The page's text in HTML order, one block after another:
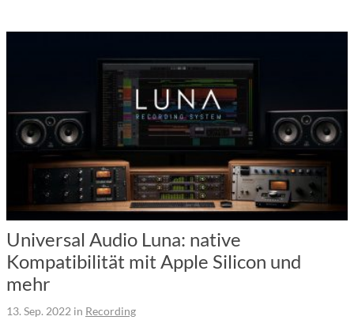
Universal Audio Luna: native
Kompatibilität mit Apple Silicon und
mehr
13. Sep. 2022 in Recording